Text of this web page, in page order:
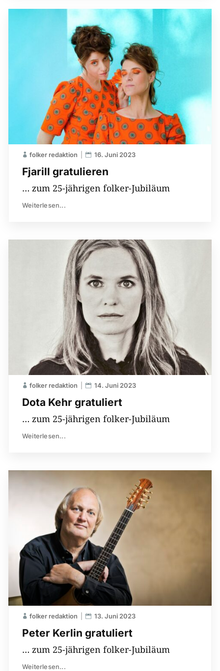
Fjarill gratulieren
folker redaktion 16. Juni 2023
… zum 25-jährigen folker-Jubiläum
Weiterlesen...
Dota Kehr gratuliert
folker redaktion 14. Juni 2023
… zum 25-jährigen folker-Jubiläum
Weiterlesen...
Peter Kerlin gratuliert
folker redaktion 13. Juni 2023
… zum 25-jährigen folker-Jubiläum
Weiterlesen...